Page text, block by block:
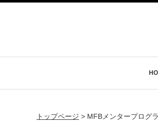
トップページ > MFBメンタープログ